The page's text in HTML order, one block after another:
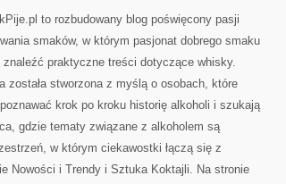
to rozbudowany blog poświęcony pasji
smaków, w którym pasjonat dobrego smaku
znaleźć praktyczne treści dotyczące whisky.
została stworzona z myślą o osobach, które
krok po kroku historię alkoholi i szukają
gdzie tematy związane z alkoholem są
w którym ciekawostki łączą się z
Nowości i Trendy i Sztuka Koktajli. Na stronie